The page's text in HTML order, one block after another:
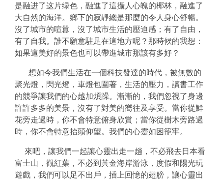
是融进了这片绿色，融進了這攝人心魄的椰林，融進了
大自然的海洋。鄉下的寂靜總是那麼的令人身心舒暢。
沒了城市的喧囂，沒了城市生活的壓迫感；有了自由，
有了自我。誰不願意駐足在這地方呢？那時候的我想：
如果這美好的景色也可以帶進城市那該有多好？
想如今我們生活在一個科技發達的時代，被無數的
聚光燈，閃光燈，車燈包圍著，生活的壓力，讀書工作
的競爭讓我們的心越加煩躁。漸漸的，我們忽視了身邊
許許多多的美景，沒有了對美的嚮往及享受。當你從鮮
花旁走過時，你不會特意俯身欣賞；當你從樹木旁路過
時，你不會特意抬頭仰望。我們的心靈如困籠牢。
來吧，讓我們一起讓心靈出走一趟，不必飛去日本看
富士山，觀紅葉，不必到黃金海岸游泳，度假和陽光玩
遊戲，我們可以足不出戶，插上回憶的翅膀，讓心靈出